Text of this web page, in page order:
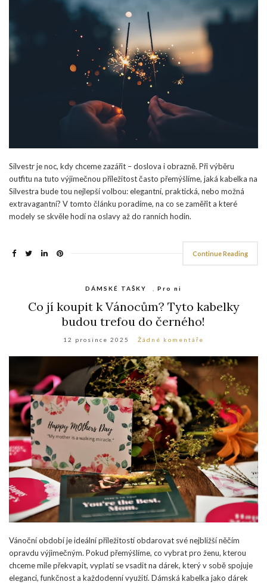
Silvestr je noc, kdy chceme zazářit – doslova i obrazně. Při výběru
outfitu na tuto výjimečnou příležitost často přemýšlíme, jaká kabelka na
Silvestra bude tou nejlepší volbou: elegantní, praktická, nebo možná
extravagantní? V tomto článku poradíme, na co se zaměřit a které
modely se skvěle hodí na oslavy až do ranních hodin.
Continue Reading
DÁMSKÉ TAŠKY Pro ni
Co jí koupit k Vánocům? Tyto kabelky
budou trefou do černého!
12 prosince 2025 Žádné komentáře
Vánoční období je ideální příležitostí obdarovat své nejbližší něčím
opravdu výjimečným. Pokud přemýšlíme, co vybrat pro ženu, kterou
chceme mile překvapit, vyplatí se vsadit na dárek, který v sobě spojuje
eleganci, funkčnost a každodenní využití. Dámská kabelka jako dárek